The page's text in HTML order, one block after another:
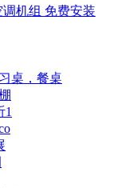
机组 免费安装
桌，餐桌
1